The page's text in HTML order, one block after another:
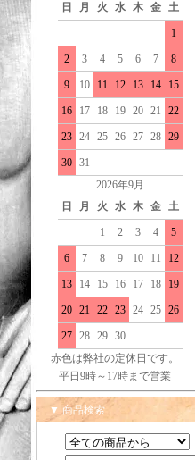
日
月 火 水 木 金 土
1
2 3 4 5 6 7 8
9 10 11 12 13 14 15
16 17 18 19 20 21 22
23 24 25 26 27 28 29
30 31
2026年9月
日
月 火 水 木 金 土
1 2 3 4 5
6 7 8 9 10 11 12
13 14 15 16 17 18 19
20 21 22 23 24 25 26
27 28 29 30
赤色は弊社の定休日です。
平日9時～17時まで営業
▼ 商品検索